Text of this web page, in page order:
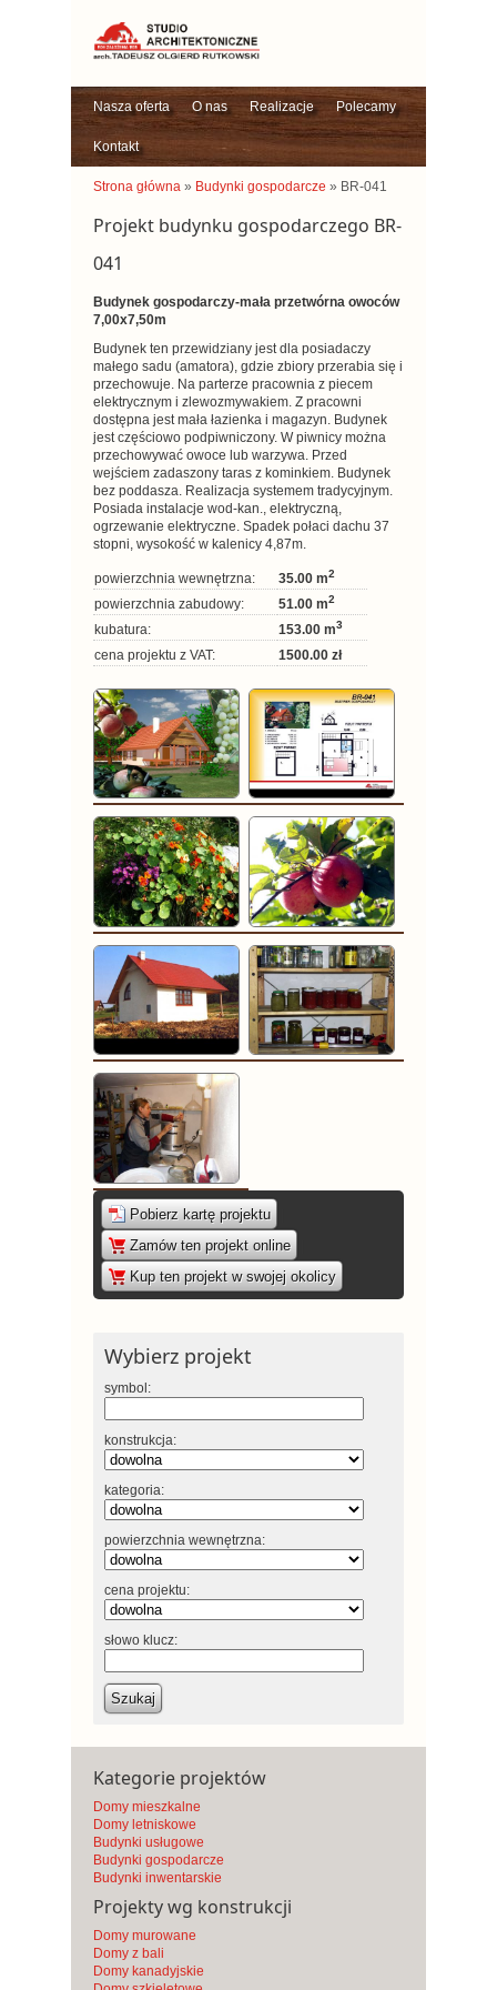
Nasza oferta O nas Realizacje Polecamy
Kontakt
Strona główna » Budynki gospodarcze » BR-041
Projekt budynku gospodarczego BR-
041
Budynek gospodarczy-mała przetwórna owoców
7,00x7,50m
Budynek ten przewidziany jest dla posiadaczy
małego sadu (amatora), gdzie zbiory przerabia się i
przechowuje. Na parterze pracownia z piecem
elektrycznym i zlewozmywakiem. Z pracowni
dostępna jest mała łazienka i magazyn. Budynek
jest częściowo podpiwniczony. W piwnicy można
przechowywać owoce lub warzywa. Przed
wejściem zadaszony taras z kominkiem. Budynek
bez poddasza. Realizacja systemem tradycyjnym.
Posiada instalacje wod-kan., elektryczną,
ogrzewanie elektryczne. Spadek połaci dachu 37
stopni, wysokość w kalenicy 4,87m.
powierzchnia wewnętrzna: 35.00 m2
powierzchnia zabudowy: 51.00 m2
kubatura: 153.00 m3
cena projektu z VAT: 1500.00 zł
Pobierz kartę projektu
Zamów ten projekt online
Kup ten projekt w swojej okolicy
Wybierz projekt
symbol:
konstrukcja:
kategoria:
powierzchnia wewnętrzna:
cena projektu:
słowo klucz:
Szukaj
Kategorie projektów
Domy mieszkalne
Domy letniskowe
Budynki usługowe
Budynki gospodarcze
Budynki inwentarskie
Projekty wg konstrukcji
Domy murowane
Domy z bali
Domy kanadyjskie